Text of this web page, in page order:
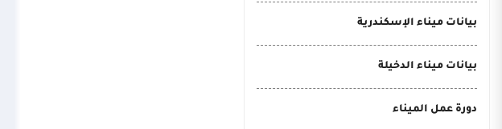
بيانات ميناء الإسكندرية
بيانات ميناء الدخيلة
دورة عمل الميناء